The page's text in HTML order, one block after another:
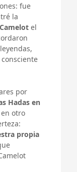
fue
la
Camelot el
por
Hadas en
otro
propia